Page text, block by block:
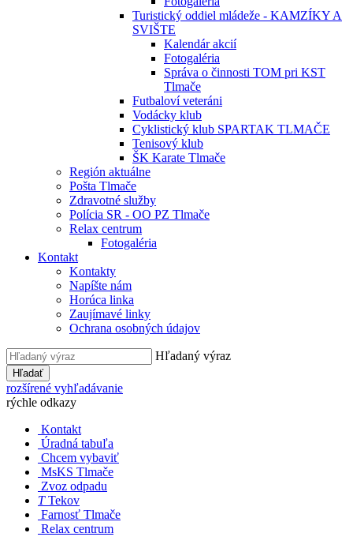
Turistický oddiel mládeže - KAMZÍKY A
SVIŠTE
Kalendár akcií
Fotogaléria
Správa o činnosti TOM pri KST
Tlmače
Futbaloví veteráni
Vodácky klub
Cyklistický klub SPARTAK TLMAČE
Tenisový klub
ŠK Karate Tlmače
Región aktuálne
Pošta Tlmače
Zdravotné služby
Polícia SR - OO PZ Tlmače
Relax centrum
Fotogaléria
Kontakt
Kontakty
Napíšte nám
Horúca linka
Zaujímavé linky
Ochrana osobných údajov
Hľadaný výraz
Hľadať
rozšírené vyhľadávanie
rýchle odkazy
Kontakt
Úradná tabuľa
Chcem vybaviť
MsKS Tlmače
Zvoz odpadu
T Tekov
Farnosť Tlmače
Relax centrum